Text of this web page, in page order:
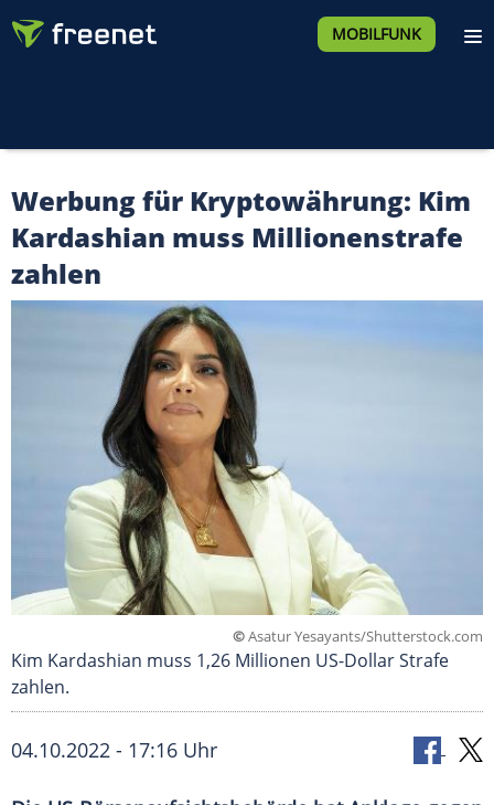
MOBILFUNK
Werbung für Kryptowährung: Kim
Kardashian muss Millionenstrafe
zahlen
©Asatur Yesayants/Shutterstock.com
Kim Kardashian muss 1,26 Millionen US-Dollar Strafe
zahlen.
04.10.2022 - 17:16 Uhr